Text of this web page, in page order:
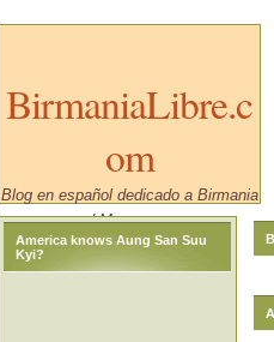
BirmaniaLibre.c
om
Blog en español dedicado a Birmania
/ Myanmar.
America knows Aung San Suu
Kyi?